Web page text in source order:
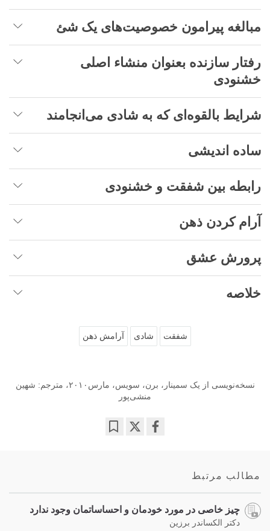
مبالغه پیرامون خصوصیت‌های یک شئ
رفتار سازنده بعنوان منشاء اصلی
خشنودی
شرایط بالقوه‌ای که به شادی می‌انجامند
ساده اندیشی
رابطه بین شفقت و خشنودی
آرام کردن ذهن
پرورش عشق
خلاصه
شفقت شادی آرامش ذهن
نسخه‌نویسی از یک سمینار، برن، سویس، مارس۲۰۱۰، مترجم: شهین
منشی‌پور
مطالب مرتبط
چیز خاصی در مورد خودمان و احساساتمان وجود ندارد
دکتر الکساندر برزین